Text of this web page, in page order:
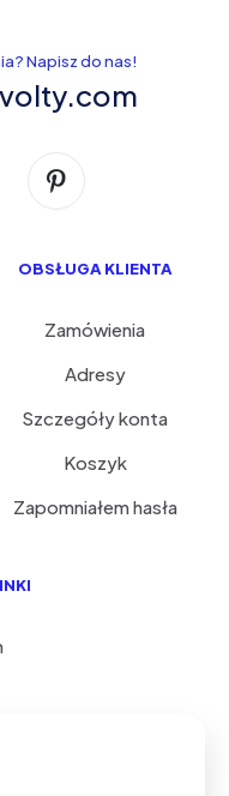
Napisz do nas!
OBSŁUGA KLIENTA
Zamówienia
Adresy
Szczegóły konta
Koszyk
Zapomniałem hasła